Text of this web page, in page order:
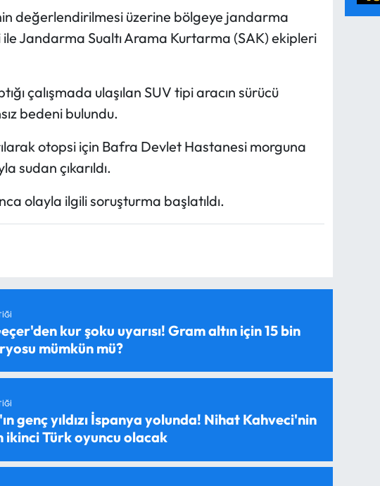
değerlendirilmesi üzerine bölgeye jandarma
Jandarma Sualtı Arama Kurtarma (SAK) ekipleri
çalışmada ulaşılan SUV tipi aracın sürücü
bedeni bulundu.
otopsi için Bafra Devlet Hastanesi morguna
sudan çıkarıldı.
olayla ilgili soruşturma başlatıldı.
kur şoku uyarısı! Gram altın için 15 bin
mümkün mü?
genç yıldızı İspanya yolunda! Nihat Kahveci'nin
ikinci Türk oyuncu olacak